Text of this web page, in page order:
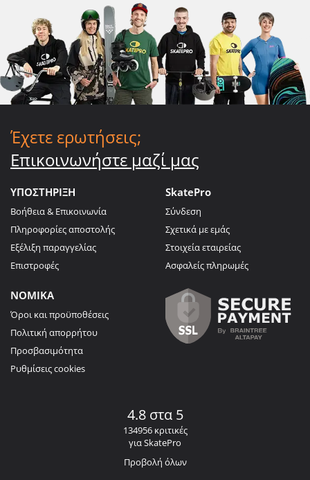
Έχετε ερωτήσεις;
Επικοινωνήστε μαζί μας
ΥΠΟΣΤΗΡΙΞΗ
Βοήθεια & Επικοινωνία
Πληροφορίες αποστολής
Εξέλιξη παραγγελίας
Επιστροφές
SkatePro
Σύνδεση
Σχετικά με εμάς
Στοιχεία εταιρείας
Ασφαλείς πληρωμές
ΝΟΜΙΚΑ
Όροι και προϋποθέσεις
Πολιτική απορρήτου
Προσβασιμότητα
Ρυθμίσεις cookies
4.8 στα 5
134956 κριτικές
για SkatePro
Προβολή όλων